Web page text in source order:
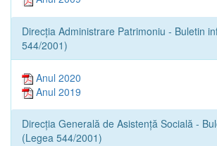
Direcția Administrare Patrimoniu - Buletin
544/2001)
Anul 2020
Anul 2019
Direcția Generală de Asistență Socială -
(Legea 544/2001)